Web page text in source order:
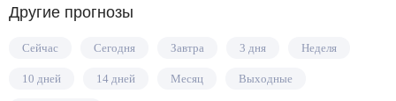
Другие прогнозы
Сейчас Сегодня Завтра 3 дня Неделя
10 дней 14 дней Месяц Выходные